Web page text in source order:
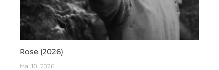
Rose (2026)
Mai 10, 2026